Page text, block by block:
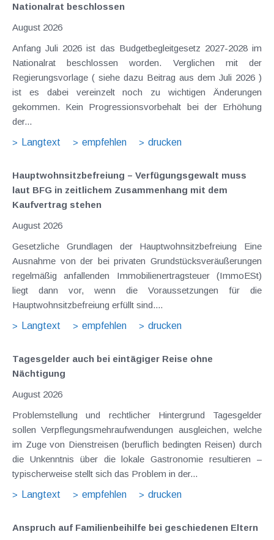
Nationalrat beschlossen
August 2026
Anfang Juli 2026 ist das Budgetbegleitgesetz 2027-2028 im
Nationalrat beschlossen worden. Verglichen mit der
Regierungsvorlage ( siehe dazu Beitrag aus dem Juli 2026 )
ist es dabei vereinzelt noch zu wichtigen Änderungen
gekommen. Kein Progressionsvorbehalt bei der Erhöhung
der...
Langtext
empfehlen drucken
Hauptwohnsitz​­befreiung – Verfügungsgewalt muss
laut BFG in zeitlichem Zusammenhang mit dem
Kaufvertrag stehen
August 2026
Gesetzliche Grundlagen der Hauptwohnsitzbefreiung Eine
Ausnahme von der bei privaten Grundstücksveräußerungen
regelmäßig anfallenden Immobilienertragsteuer (ImmoESt)
liegt dann vor, wenn die Voraussetzungen für die
Hauptwohnsitzbefreiung erfüllt sind....
Langtext
empfehlen drucken
Tagesgelder auch bei eintägiger Reise ohne
Nächtigung
August 2026
Problemstellung und rechtlicher Hintergrund Tagesgelder
sollen Verpflegungsmehraufwendungen ausgleichen, welche
im Zuge von Dienstreisen (beruflich bedingten Reisen) durch
die Unkenntnis über die lokale Gastronomie resultieren –
typischerweise stellt sich das Problem in der...
Langtext
empfehlen drucken
Anspruch auf Familienbeihilfe bei geschiedenen Eltern